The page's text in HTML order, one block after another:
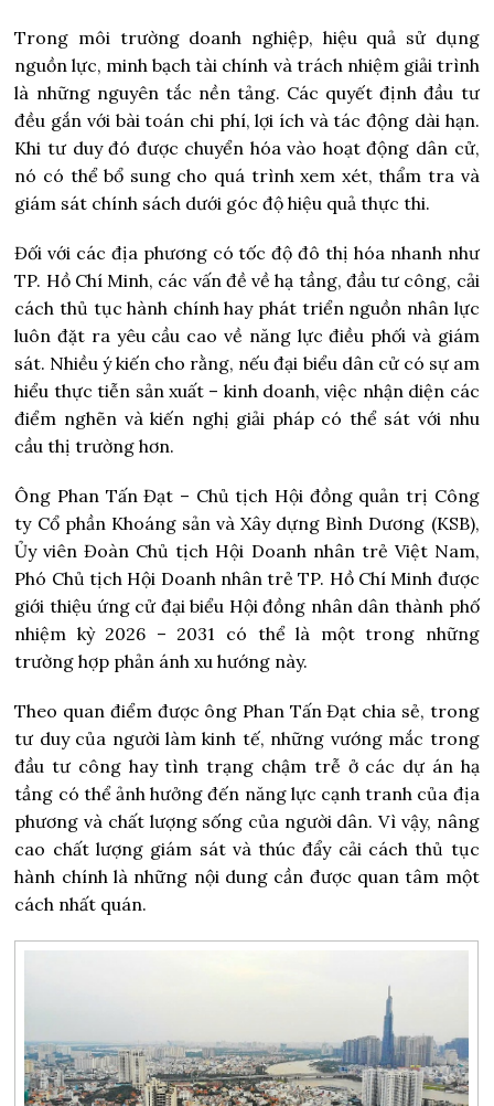
Trong môi trường doanh nghiệp, hiệu quả sử dụng
nguồn lực, minh bạch tài chính và trách nhiệm giải trình
là những nguyên tắc nền tảng. Các quyết định đầu tư
đều gắn với bài toán chi phí, lợi ích và tác động dài hạn.
Khi tư duy đó được chuyển hóa vào hoạt động dân cử,
nó có thể bổ sung cho quá trình xem xét, thẩm tra và
giám sát chính sách dưới góc độ hiệu quả thực thi.
Đối với các địa phương có tốc độ đô thị hóa nhanh như
TP. Hồ Chí Minh, các vấn đề về hạ tầng, đầu tư công, cải
cách thủ tục hành chính hay phát triển nguồn nhân lực
luôn đặt ra yêu cầu cao về năng lực điều phối và giám
sát. Nhiều ý kiến cho rằng, nếu đại biểu dân cử có sự am
hiểu thực tiễn sản xuất – kinh doanh, việc nhận diện các
điểm nghẽn và kiến nghị giải pháp có thể sát với nhu
cầu thị trường hơn.
Ông Phan Tấn Đạt – Chủ tịch Hội đồng quản trị Công
ty Cổ phần Khoáng sản và Xây dựng Bình Dương (KSB),
Ủy viên Đoàn Chủ tịch Hội Doanh nhân trẻ Việt Nam,
Phó Chủ tịch Hội Doanh nhân trẻ TP. Hồ Chí Minh được
giới thiệu ứng cử đại biểu Hội đồng nhân dân thành phố
nhiệm kỳ 2026 – 2031 có thể là một trong những
trường hợp phản ánh xu hướng này.
Theo quan điểm được ông Phan Tấn Đạt chia sẻ, trong
tư duy của người làm kinh tế, những vướng mắc trong
đầu tư công hay tình trạng chậm trễ ở các dự án hạ
tầng có thể ảnh hưởng đến năng lực cạnh tranh của địa
phương và chất lượng sống của người dân. Vì vậy, nâng
cao chất lượng giám sát và thúc đẩy cải cách thủ tục
hành chính là những nội dung cần được quan tâm một
cách nhất quán.